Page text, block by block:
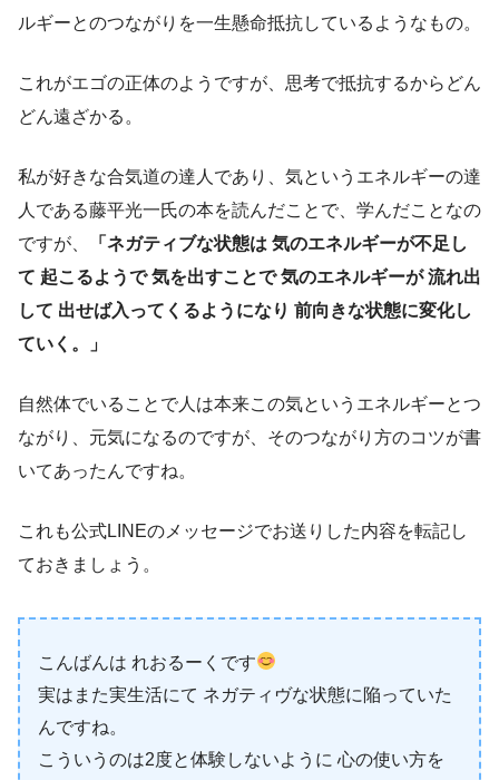
ルギーとのつながりを一生懸命抵抗しているようなもの。
これがエゴの正体のようですが、思考で抵抗するからどん
どん遠ざかる。
私が好きな合気道の達人であり、気というエネルギーの達
人である藤平光一氏の本を読んだことで、学んだことなの
ですが、
「ネガティブな状態は 気のエネルギーが不足し
て 起こるようで 気を出すことで 気のエネルギーが 流れ出
して 出せば入ってくるようになり 前向きな状態に変化し
ていく。」
自然体でいることで人は本来この気というエネルギーとつ
ながり、元気になるのですが、そのつながり方のコツが書
いてあったんですね。
これも公式LINEのメッセージでお送りした内容を転記し
ておきましょう。
こんばんは れおるーくです
実はまた実生活にて ネガティヴな状態に陥っていた
んですね。
こういうのは2度と体験しないように 心の使い方を